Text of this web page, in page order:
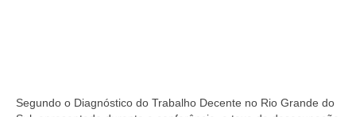
Segundo o Diagnóstico do Trabalho Decente no Rio Grande do